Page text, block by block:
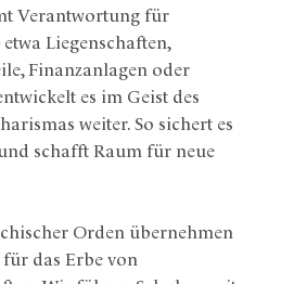
Verantwortung für
Liegenschaften,
Finanzanlagen oder
es im Geist des
weiter. So sichert es
schafft Raum für neue
Orden übernehmen
das Erbe von